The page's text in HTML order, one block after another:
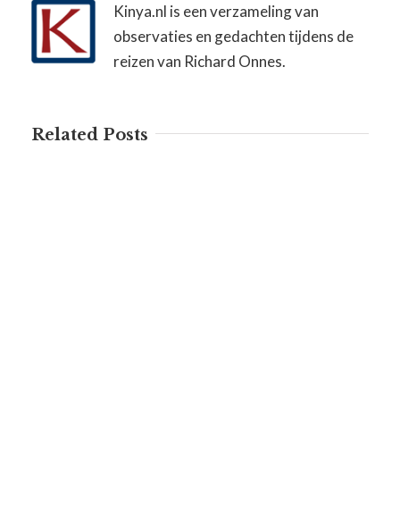
Kinya.nl is een verzameling van
observaties en gedachten tijdens de
reizen van Richard Onnes.
Related Posts